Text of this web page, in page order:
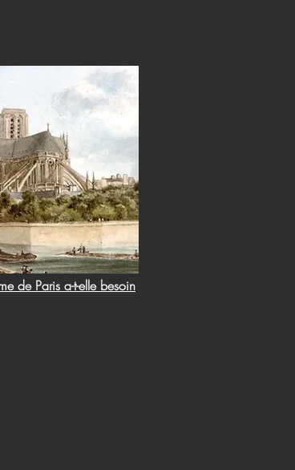
de Paris a-t-elle besoin